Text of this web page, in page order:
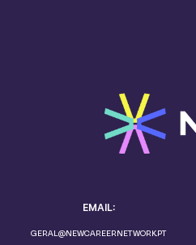
EMAIL:
GERAL@NEWCAREERNETWORK.PT